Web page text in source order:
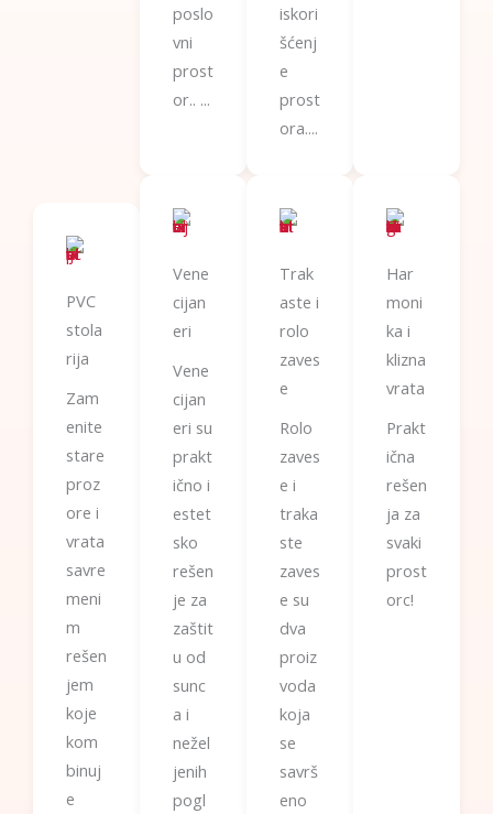
poslo
vni
prost
or.. ...
iskori
šćenj
e
prost
ora....
PVC
stola
rija
Zam
enite
stare
proz
ore i
vrata
savre
meni
m
rešen
jem
koje
kom
binuj
e
Vene
cijan
eri
Vene
cijan
eri su
prakt
ično i
estet
sko
rešen
je za
zaštit
u od
sunc
a i
nežel
jenih
pogl
Trak
aste i
rolo
zaves
e
Rolo
zaves
e i
traka
ste
zaves
e su
dva
proiz
voda
koja
se
savrš
eno
Har
moni
ka i
klizna
vrata
Prakt
ična
rešen
ja za
svaki
prost
orc!